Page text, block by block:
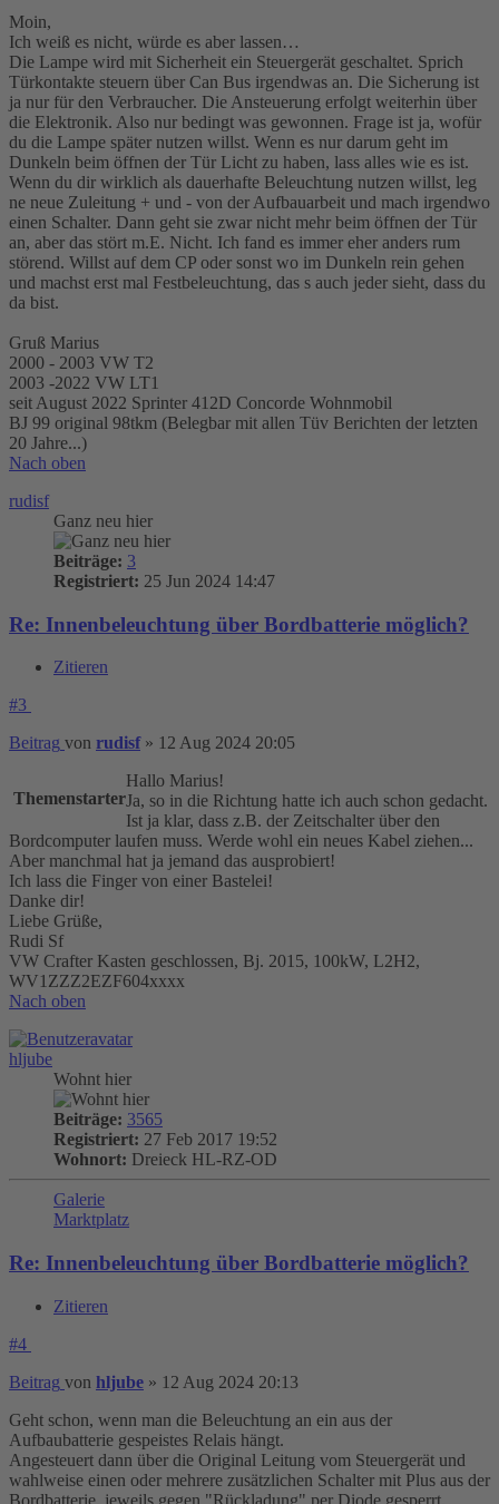
Moin,
Ich weiß es nicht, würde es aber lassen…
Die Lampe wird mit Sicherheit ein Steuergerät geschaltet. Sprich
Türkontakte steuern über Can Bus irgendwas an. Die Sicherung ist
ja nur für den Verbraucher. Die Ansteuerung erfolgt weiterhin über
die Elektronik. Also nur bedingt was gewonnen. Frage ist ja, wofür
du die Lampe später nutzen willst. Wenn es nur darum geht im
Dunkeln beim öffnen der Tür Licht zu haben, lass alles wie es ist.
Wenn du dir wirklich als dauerhafte Beleuchtung nutzen willst, leg
ne neue Zuleitung + und - von der Aufbauarbeit und mach irgendwo
einen Schalter. Dann geht sie zwar nicht mehr beim öffnen der Tür
an, aber das stört m.E. Nicht. Ich fand es immer eher anders rum
störend. Willst auf dem CP oder sonst wo im Dunkeln rein gehen
und machst erst mal Festbeleuchtung, das s auch jeder sieht, dass du
da bist.
Gruß Marius
2000 - 2003 VW T2
2003 -2022 VW LT1
seit August 2022 Sprinter 412D Concorde Wohnmobil
BJ 99 original 98tkm (Belegbar mit allen Tüv Berichten der letzten
20 Jahre...)
Nach oben
rudisf
Ganz neu hier
Beiträge: 3
Registriert: 25 Jun 2024 14:47
Re: Innenbeleuchtung über Bordbatterie möglich?
Zitieren
#3
Beitrag von rudisf» 12 Aug 2024 20:05
Themenstarter
Hallo Marius!
Ja, so in die Richtung hatte ich auch schon gedacht.
Ist ja klar, dass z.B. der Zeitschalter über den
Bordcomputer laufen muss. Werde wohl ein neues Kabel ziehen...
Aber manchmal hat ja jemand das ausprobiert!
Ich lass die Finger von einer Bastelei!
Danke dir!
Liebe Grüße,
Rudi Sf
VW Crafter Kasten geschlossen, Bj. 2015, 100kW, L2H2,
WV1ZZZ2EZF604xxxx
Nach oben
hljube
Wohnt hier
Beiträge: 3565
Registriert: 27 Feb 2017 19:52
Wohnort: Dreieck HL-RZ-OD
Galerie
Marktplatz
Re: Innenbeleuchtung über Bordbatterie möglich?
Zitieren
#4
Beitrag von hljube » 12 Aug 2024 20:13
Geht schon, wenn man die Beleuchtung an ein aus der
Aufbaubatterie gespeistes Relais hängt.
Angesteuert dann über die Original Leitung vom Steuergerät und
wahlweise einen oder mehrere zusätzlichen Schalter mit Plus aus der
Bordbatterie, jeweils gegen "Rückladung" per Diode gesperrt.